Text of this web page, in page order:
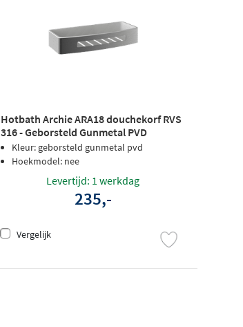
Hotbath Archie ARA18 douchekorf RVS
316 - Geborsteld Gunmetal PVD
Kleur: geborsteld gunmetal pvd
Hoekmodel: nee
Levertijd: 1 werkdag
235,-
Vergelijk